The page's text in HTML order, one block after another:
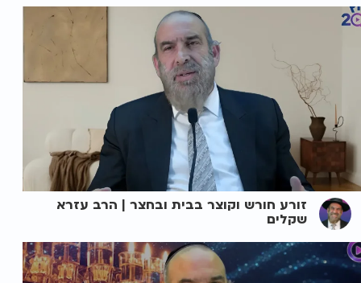
זורע חורש וקוצר בבית ובחצר | הרב עזרא
שקלים